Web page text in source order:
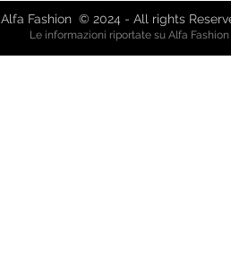
Alfa Fashion © 2024 - All rights
Le informazioni riportate su Alfa